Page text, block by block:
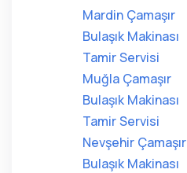
Mardin Çamaşır
Bulaşık Makinası
Tamir Servisi
Muğla Çamaşır
Bulaşık Makinası
Tamir Servisi
Nevşehir Çamaşır
Bulaşık Makinası